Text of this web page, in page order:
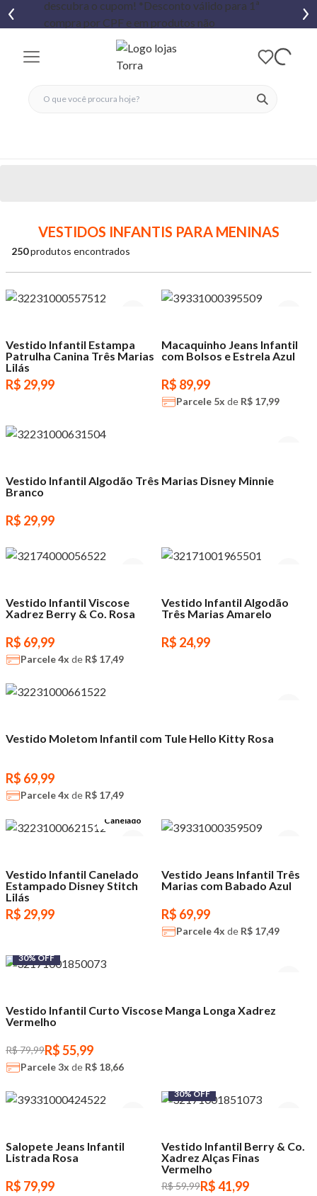
ver
fechar menu
fechar menu
favoritos
VESTIDOS INFANTIS PARA MENINAS
250produtos encontrados
Vestido Infantil Estampa
Patrulha Canina Três Marias
Lilás
R$ 29,99
Macaquinho Jeans Infantil
com Bolsos e Estrela Azul
R$ 89,99
Parcele 5x de R$ 17,99
Vestido Infantil Algodão Três Marias Disney Minnie
Branco
R$ 29,99
Vestido Infantil Viscose
Xadrez Berry & Co. Rosa
R$ 69,99
Parcele4x de R$ 17,49
Vestido Infantil Algodão
Três Marias Amarelo
R$ 24,99
Vestido Moletom Infantil com Tule Hello Kitty Rosa
R$ 69,99
Parcele4x de R$ 17,49
Canelado
Vestido Infantil Canelado
Estampado Disney Stitch
Lilás
R$ 29,99
Vestido Jeans Infantil Três
Marias com Babado Azul
R$ 69,99
Parcele4x de R$ 17,49
30% OFF
Vestido Infantil Curto Viscose Manga Longa Xadrez
Vermelho
R$ 79,99R$ 55,99
Parcele3x de R$ 18,66
Salopete Jeans Infantil
Listrada Rosa
R$ 79,99
30% OFF
Vestido Infantil Berry & Co.
Xadrez Alças Finas
Vermelho
R$ 59,99R$ 41,99